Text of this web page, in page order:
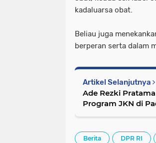
kadaluarsa obat.
Beliau juga
berperan serta dalam
Artikel Selanjutnya
Ade Rezki
Program JKN di
Berita DPR RI